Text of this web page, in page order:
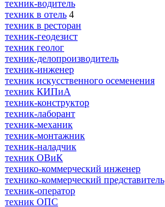
техник-водитель
техник в отель 4
техник в ресторан
техник-геодезист
техник геолог
техник-делопроизводитель
техник-инженер
техник искусственного осеменения
техник КИПиА
техник-конструктор
техник-лаборант
техник-механик
техник-монтажник
техник-наладчик
техник ОВиК
технико-коммерческий инженер
технико-коммерческий представитель
техник-оператор
техник ОПС